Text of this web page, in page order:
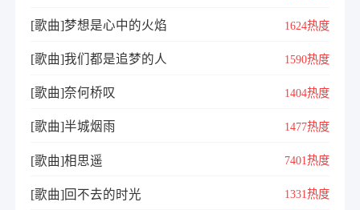
[歌曲]梦想是心中的火焰 1624热度
[歌曲]我们都是追梦的人 1590热度
[歌曲]奈何桥叹 1404热度
[歌曲]半城烟雨 1477热度
[歌曲]相思遥 7401热度
[歌曲]回不去的时光 1331热度